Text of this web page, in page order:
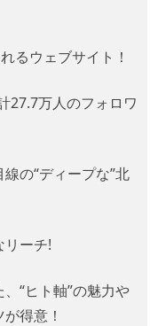
るウェブサイト！
27.7万人のフォロワ
の“ディープな”北
リーチ!
“ヒト軸”の魅力や
得意！